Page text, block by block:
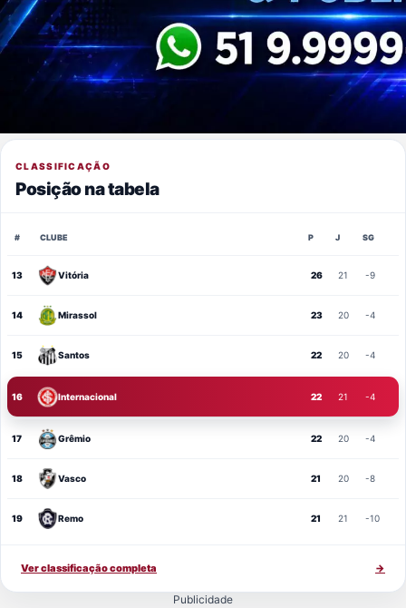
CLASSIFICAÇÃO
Posição na tabela
# CLUBE P J SG
13 Vitória 26 21 -9
14 Mirassol 23 20 -4
15 Santos 22 20 -4
16 Internacional 22 21 -4
17 Grêmio 22 20 -4
18 Vasco 21 20 -8
19 Remo 21 21 -10
Ver classificação completa →
Publicidade